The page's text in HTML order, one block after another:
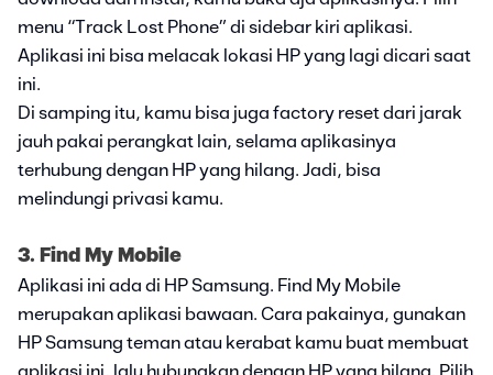
menu “Track Lost Phone” di sidebar kiri aplikasi.
Aplikasi ini bisa melacak lokasi HP yang lagi dicari saat
ini.
Di samping itu, kamu bisa juga factory reset dari jarak
jauh pakai perangkat lain, selama aplikasinya
terhubung dengan HP yang hilang. Jadi, bisa
melindungi privasi kamu.
3. Find My Mobile
Aplikasi ini ada di HP Samsung. Find My Mobile
merupakan aplikasi bawaan. Cara pakainya, gunakan
HP Samsung teman atau kerabat kamu buat membuat